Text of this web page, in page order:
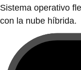
Sistema operativo
con la nube híbrida.